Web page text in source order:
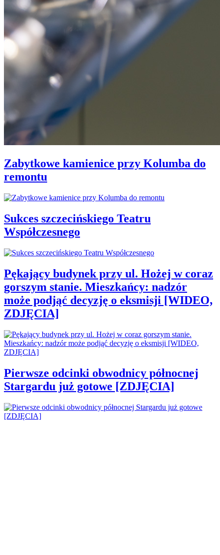
Zabytkowe kamienice przy Kolumba do
remontu
Sukces szczecińskiego Teatru
Współczesnego
Pękający budynek przy ul. Hożej w coraz
gorszym stanie. Mieszkańcy: nadzór
może podjąć decyzję o eksmisji [WIDEO,
ZDJĘCIA]
Pierwsze odcinki obwodnicy północnej
Stargardu już gotowe [ZDJĘCIA]